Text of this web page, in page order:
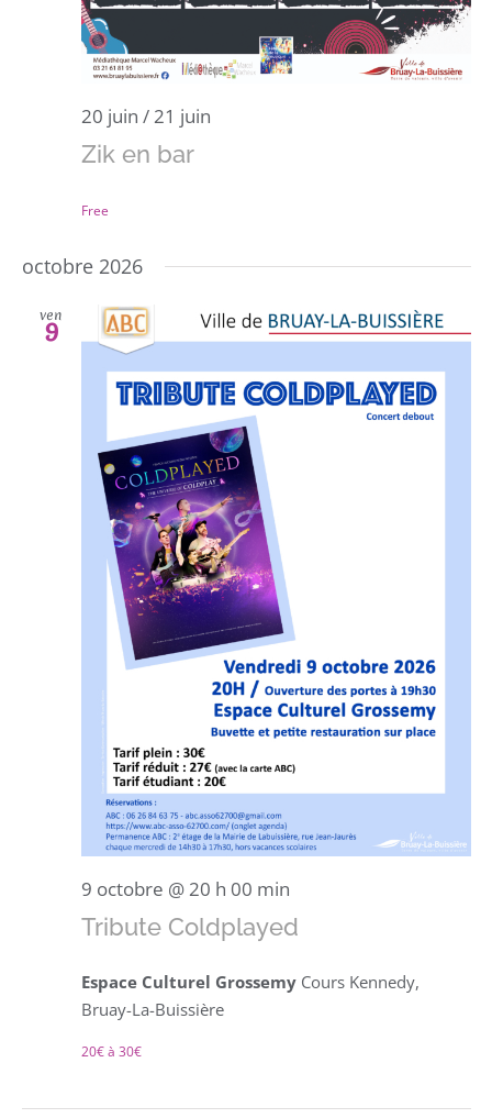
20 juin /21 juin
Zik en bar
Free
octobre 2026
ven
9
9 octobre @ 20 h 00 min
Tribute Coldplayed
Espace Culturel Grossemy Cours Kennedy,
Bruay-La-Buissière
20€ à 30€